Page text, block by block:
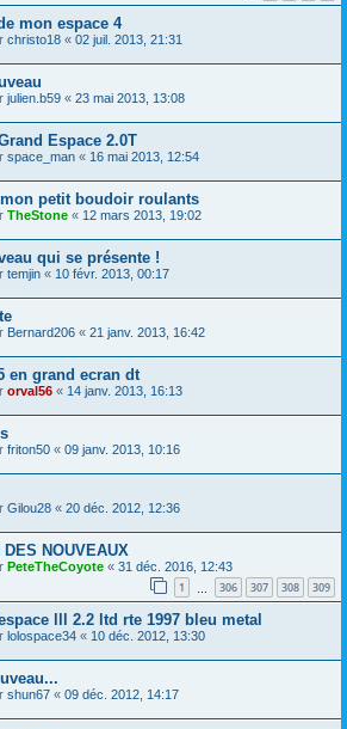
mon espace 4
christo18 « 02 juil. 2013, 21:31
julien.b59 « 23 mai 2013, 13:08
Espace 2.0T
space_man « 16 mai 2013, 12:54
petit boudoir roulants
TheStone « 12 mars 2013, 19:02
qui se présente !
temjin « 10 févr. 2013, 00:17
Bernard206 « 21 janv. 2013, 16:42
en grand ecran dt
orval56 « 14 janv. 2013, 16:13
friton50 « 09 janv. 2013, 10:16
Gilou28 « 20 déc. 2012, 12:36
DES NOUVEAUX
PeteTheCoyote « 31 déc. 2016, 12:43
1 306 307 308 309
lll 2.2 ltd rte 1997 bleu metal
lolospace34 « 10 déc. 2012, 13:30
shun67 « 09 déc. 2012, 14:17